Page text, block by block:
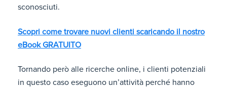
sconosciuti.
Scopri come trovare nuovi clienti scaricando il nostro
eBook GRATUITO
Tornando però alle ricerche online, i clienti potenziali
in questo caso eseguono un’attività perché hanno